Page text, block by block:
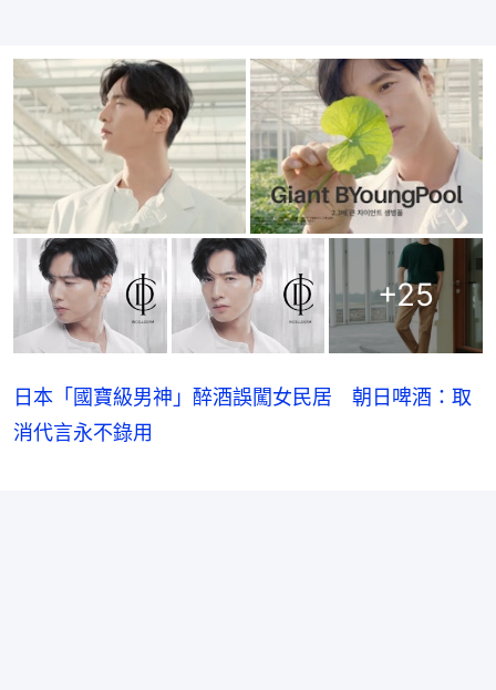
+25
日本「國寶級男神」醉酒誤闖女民居 朝日啤酒：取
消代言永不錄用